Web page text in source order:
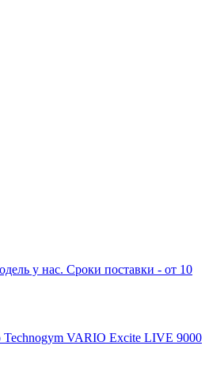
у нас. Сроки поставки - от 10
Technogym VARIO Excite LIVE 9000